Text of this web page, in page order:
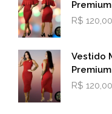
Premium
R$ 120,00
Vestido
Premium
R$ 120,00